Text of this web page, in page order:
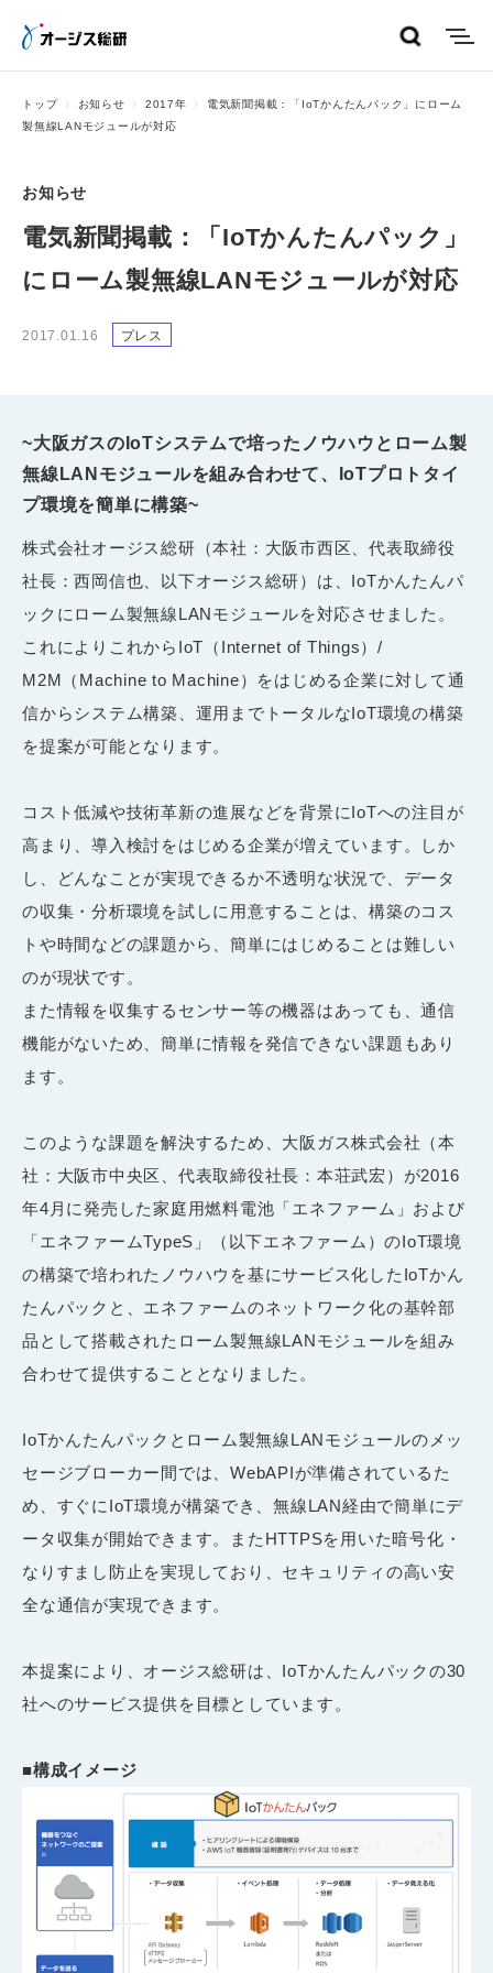
トップ お知らせ 2017年
電気新聞掲載：「IoTかんたんパック」にローム
製無線LANモジュールが対応
お知らせ
電気新聞掲載：「IoTかんたんパック」
にローム製無線LANモジュールが対応
2017.01.16 プレス
~大阪ガスのIoTシステムで培ったノウハウとローム製
無線LANモジュールを組み合わせて、IoTプロトタイ
プ環境を簡単に構築~
株式会社オージス総研（本社：大阪市西区、代表取締役
社長：西岡信也、以下オージス総研）は、IoTかんたんパ
ックにローム製無線LANモジュールを対応させました。
これによりこれからIoT（Internet of Things）/
M2M（Machine to Machine）をはじめる企業に対して通
信からシステム構築、運用までトータルなIoT環境の構築
を提案が可能となります。
コスト低減や技術革新の進展などを背景にIoTへの注目が
高まり、導入検討をはじめる企業が増えています。しか
し、どんなことが実現できるか不透明な状況で、データ
の収集・分析環境を試しに用意することは、構築のコス
トや時間などの課題から、簡単にはじめることは難しい
のが現状です。
また情報を収集するセンサー等の機器はあっても、通信
機能がないため、簡単に情報を発信できない課題もあり
ます。
このような課題を解決するため、大阪ガス株式会社（本
社：大阪市中央区、代表取締役社長：本荘武宏）が2016
年4月に発売した家庭用燃料電池「エネファーム」および
「エネファームTypeS」（以下エネファーム）のIoT環境
の構築で培われたノウハウを基にサービス化したIoTかん
たんパックと、エネファームのネットワーク化の基幹部
品として搭載されたローム製無線LANモジュールを組み
合わせて提供することとなりました。
IoTかんたんパックとローム製無線LANモジュールのメッ
セージブローカー間では、WebAPIが準備されているた
め、すぐにIoT環境が構築でき、無線LAN経由で簡単にデ
ータ収集が開始できます。またHTTPSを用いた暗号化・
なりすまし防止を実現しており、セキュリティの高い安
全な通信が実現できます。
本提案により、オージス総研は、IoTかんたんパックの30
社へのサービス提供を目標としています。
■構成イメージ